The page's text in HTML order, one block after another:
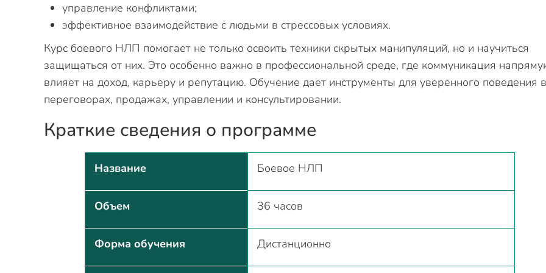
управление конфликтами;
эффективное взаимодействие с людьми в стрессовых условиях.
Курс боевого НЛП помогает не только освоить техники скрытых манипуляций, но и научиться
защищаться от них. Это особенно важно в профессиональной среде, где коммуникация
влияет на доход, карьеру и репутацию. Обучение дает инструменты для уверенного поведения в
переговорах, продажах, управлении и консультировании.
Краткие сведения о программе
Название Боевое НЛП
Объем 36 часов
Форма обучения Дистанционно